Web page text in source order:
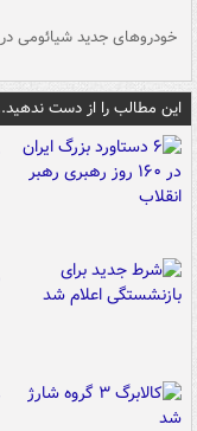
خودروهای جدید شیائومی در
این مطالب را از دست